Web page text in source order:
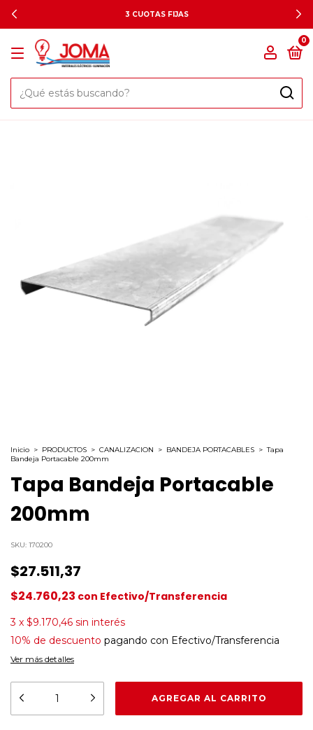
3 CUOTAS FIJAS
0
Inicio > PRODUCTOS > CANALIZACION > BANDEJA PORTACABLES > Tapa
Bandeja Portacable 200mm
Tapa Bandeja Portacable
200mm
SKU: 170200
$27.511,37
$24.760,23 con Efectivo/Transferencia
3 x $9.170,46 sin interés
10% de descuento pagando con Efectivo/Transferencia
Ver más detalles